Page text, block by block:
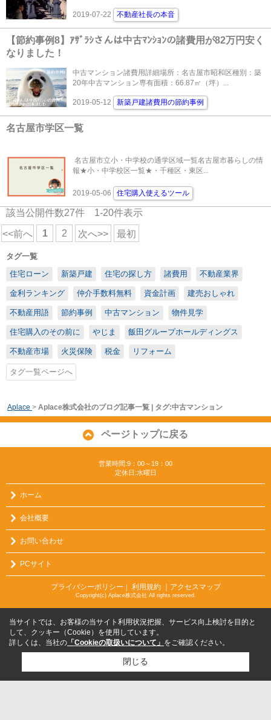
2019-07-22 不動産社長の本音
【節約事例8】ｱｻﾞﾗｼさんは中古ﾏﾝｼｮﾝの諸費用が82万円安く
なりました！
中古マンション諸費用詳細場所：名古屋市昭和区種別：築
20年中古マンション専有面積：66.87㎡（坪）...
2019-05-12 新築戸建諸費用の節約事例
名古屋市学区一覧
名古屋市立小・中学校の通学区域一覧名古屋市暮らしの情
報★小・中学校区一覧★・千種区・東区...
2019-05-06 住宅購入使えるツール
該当公開件数27件 1-20件表示
<<前へ 1 2 次へ>> 最初
タグ一覧
住宅ローン
新築戸建 住宅の探し方 諸費用 不動産業界
金利ランキング 仲介手数料無料 資金計画 建売おしゃれ
不動産用語 節約事例 中古マンション 物件見学
住宅購入のその前に やじま 飯田グループホールディングス
不動産市場 火災保険 税金 リフォーム
タグ一覧ページへ
Aplace > Aplace株式会社のブログ記事一覧 | タグ:中古マンション
ページトップに戻る
営業時間:9：00～19：00
定休日:水曜日
ホーム
会社概要
お問い合わせ
PCサイト
プライバシーポリシー ｜ 利用規約 ｜アクセスマップ
Copyright(c) Aplace株式会社 All rights reserved.
当サイトでは、お客様の当サイト利用状況把握、サービス向上検討を目的と
して、クッキー（Cookie）を使用しています。
詳しくは、当社の 「Cookieの取扱いについて」 をご確認ください。
閉じる